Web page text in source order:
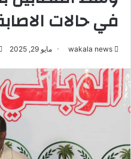
في حالات
wakala news مايو 29, 2025